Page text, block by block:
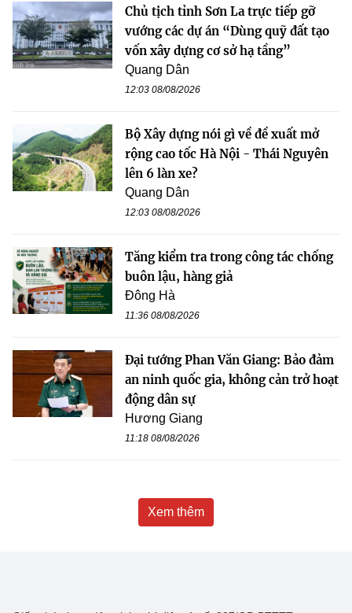
Chủ tịch tỉnh Sơn La trực tiếp gỡ
vướng các dự án “Dùng quỹ đất tạo
vốn xây dựng cơ sở hạ tầng”
Quang Dân
12:03 08/08/2026
Bộ Xây dựng nói gì về đề xuất mở
rộng cao tốc Hà Nội - Thái Nguyên
lên 6 làn xe?
Quang Dân
12:03 08/08/2026
Tăng kiểm tra trong công tác chống
buôn lậu, hàng giả
Đông Hà
11:36 08/08/2026
Đại tướng Phan Văn Giang: Bảo đảm
an ninh quốc gia, không cản trở hoạt
động dân sự
Hương Giang
11:18 08/08/2026
Xem thêm